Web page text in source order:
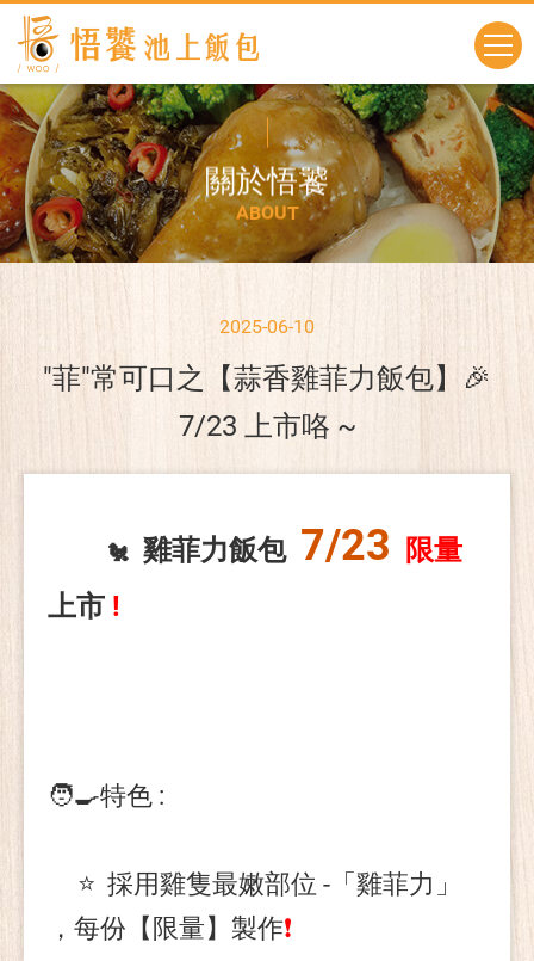
關於悟饕
ABOUT
2025-06-10
"菲"常可口之【蒜香雞菲力飯包】🎉
7/23 上市咯 ~
🐔 雞菲力飯包 7/23
限量
上市 !
🧑‍🍳特色 :
⭐ 採用雞隻最嫩部位 -「雞菲力」
，每份【限量】製作❗